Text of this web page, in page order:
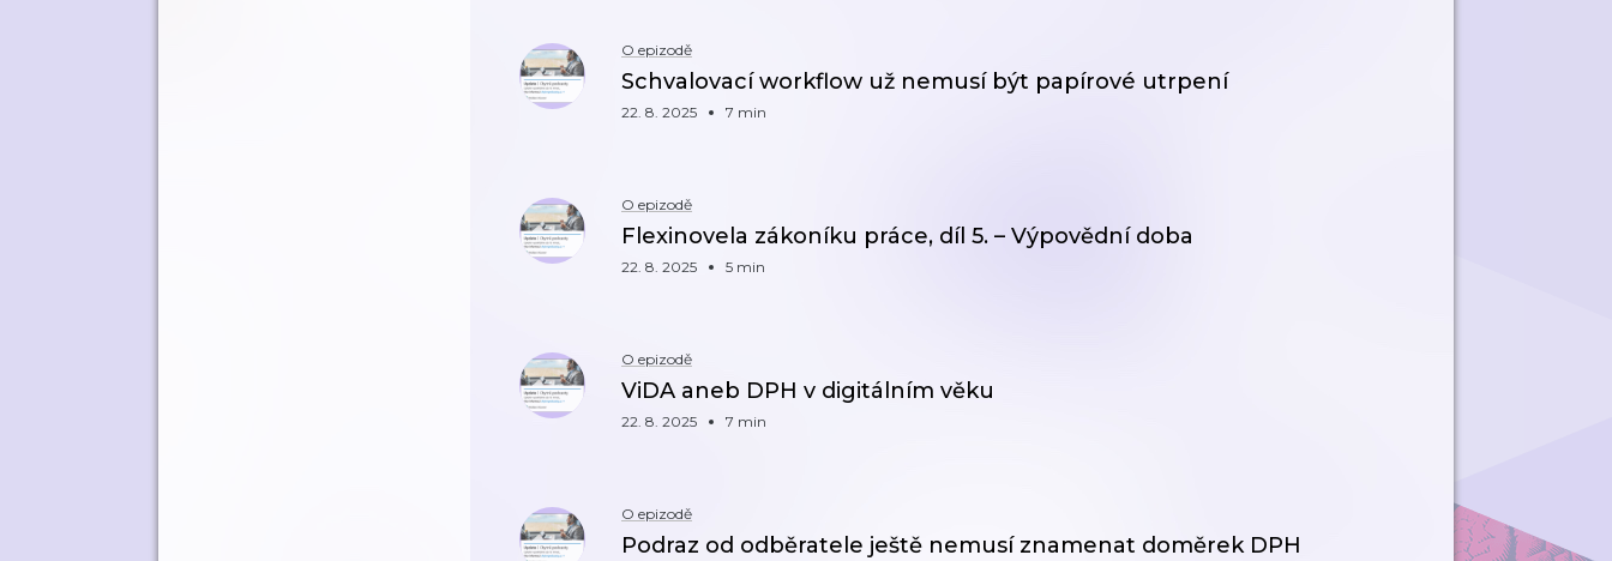
O epizodě
Schvalovací workflow už nemusí být papírové utrpení
22. 8. 2025 7 min
O epizodě
Flexinovela zákoníku práce, díl 5. – Výpovědní doba
22. 8. 2025 5 min
O epizodě
ViDA aneb DPH v digitálním věku
22. 8. 2025 7 min
O epizodě
Podraz od odběratele ještě nemusí znamenat doměrek DPH